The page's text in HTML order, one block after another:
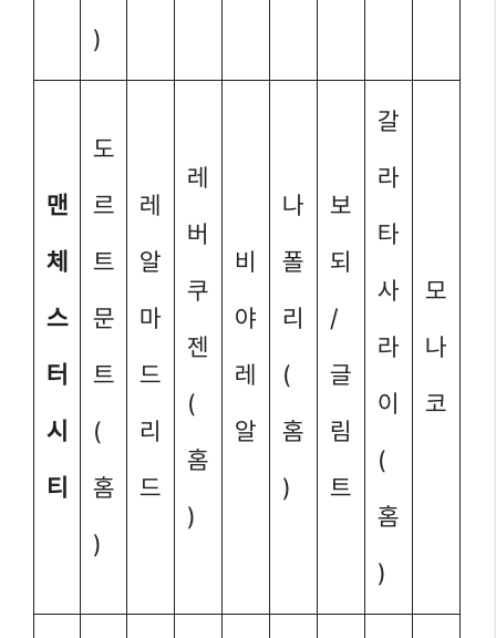
)
맨
체
스
터
시
티
도
르
트
문
트
(
홈
)
레
알
마
드
리
드
레
버
쿠
젠
(
홈
)
비
야
레
알
나
폴
리
(
홈
)
보
되
/
글
림
트
갈
라
타
사
라
이
(
홈
)
모
나
코